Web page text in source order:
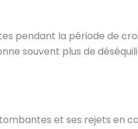
pendant la période de
souvent plus de
et ses rejets en